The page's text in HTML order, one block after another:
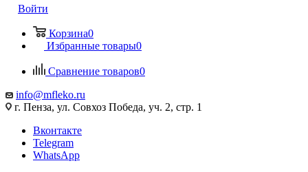
Войти
Корзина0
Избранные товары0
Сравнение товаров0
info@mfleko.ru
г. Пенза, ул. Совхоз Победа, уч. 2, стр. 1
Вконтакте
Telegram
WhatsApp